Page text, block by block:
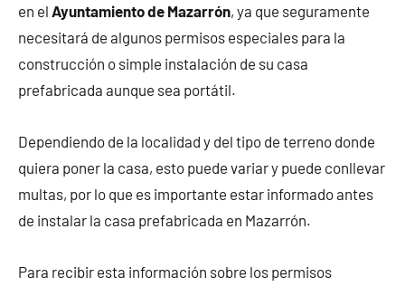
en el Ayuntamiento de Mazarrón, ya que seguramente
necesitará de algunos permisos especiales para la
construcción o simple instalación de su casa
prefabricada aunque sea portátil.
Dependiendo de la localidad y del tipo de terreno donde
quiera poner la casa, esto puede variar y puede conllevar
multas, por lo que es importante estar informado antes
de instalar la casa prefabricada en Mazarrón.
Para recibir esta información sobre los permisos